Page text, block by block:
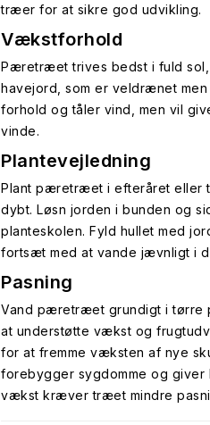
træer for at sikre god udvikling.
Vækstforhold
Pæretræet trives bedst i fuld
havejord, som er veldrænet
forhold og tåler vind, men vil
vinde.
Plantevejledning
Plant pæretræet i efteråret eller
dybt. Løsn jorden i bunden og
planteskolen. Fyld hullet med
fortsæt med at vande jævnligt i
Pasning
Vand pæretræet grundigt i tørre
at understøtte vækst og
for at fremme væksten af nye
forebygger sygdomme og
vækst kræver træet mindre